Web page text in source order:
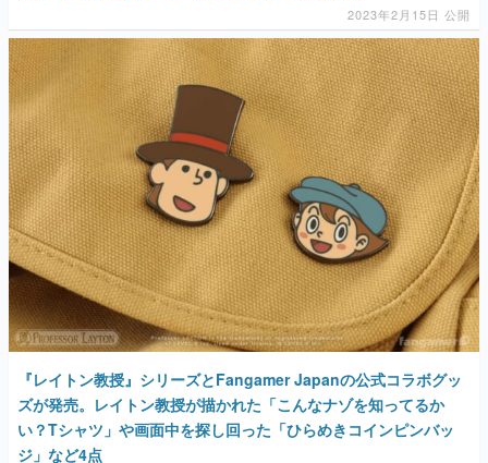
2023年2月15日 公開
『レイトン教授』シリーズとFangamer Japanの公式コラボグッ
ズが発売。レイトン教授が描かれた「こんなナゾを知ってるか
い？Tシャツ」や画面中を探し回った「ひらめきコインピンバッ
ジ」など4点